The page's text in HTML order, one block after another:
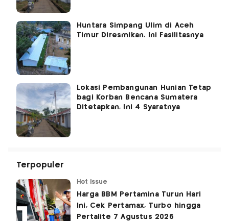
Huntara Simpang Ulim di Aceh
Timur Diresmikan, Ini Fasilitasnya
Lokasi Pembangunan Hunian Tetap
bagi Korban Bencana Sumatera
Ditetapkan, Ini 4 Syaratnya
Terpopuler
Hot Issue
Harga BBM Pertamina Turun Hari
Ini, Cek Pertamax, Turbo hingga
Pertalite 7 Agustus 2026